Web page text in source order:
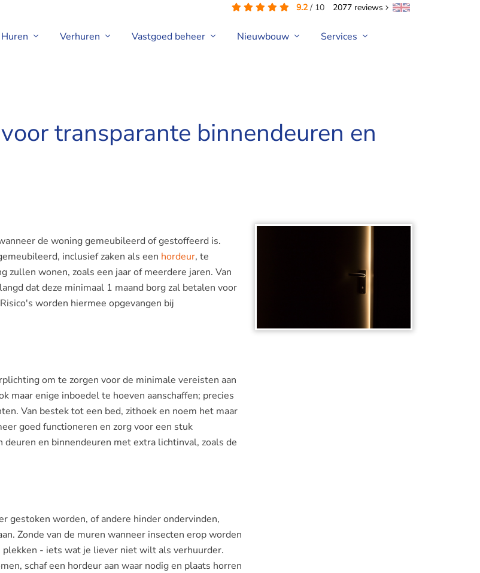
9.2/ 10 2077 reviews
Huren Verhuren Vastgoed beheer Nieuwbouw Services
transparante binnendeuren en
de woning gemeubileerd of gestoffeerd is.
inclusief zaken als een hordeur, te
wonen, zoals een jaar of meerdere jaren. Van
dat deze minimaal 1 maand borg zal betalen voor
worden hiermee opgevangen bij
om te zorgen voor de minimale vereisten aan
maar enige inboedel te hoeven aanschaffen; precies
Van bestek tot een bed, zithoek en noem het maar
goed functioneren en zorg voor een stuk
en binnendeuren met extra lichtinval, zoals de
gestoken worden, of andere hinder ondervinden,
Zonde van de muren wanneer insecten erop worden
- iets wat je liever niet wilt als verhuurder.
schaf een hordeur aan waar nodig en plaats horren